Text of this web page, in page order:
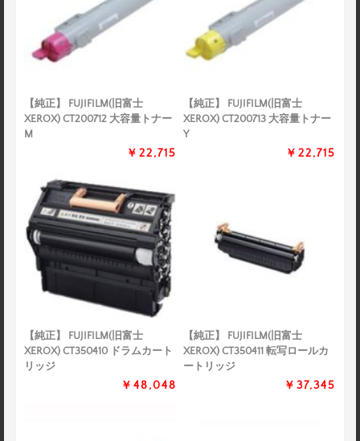
【純正】 FUJIFILM(旧富士
XEROX) CT200712 大容量トナー
M
￥22,715
【純正】 FUJIFILM(旧富士
XEROX) CT200713 大容量トナー
Y
￥22,715
【純正】 FUJIFILM(旧富士
XEROX) CT350410 ドラムカート
リッジ
￥48,048
【純正】 FUJIFILM(旧富士
XEROX) CT350411 転写ロールカ
ートリッジ
￥37,345